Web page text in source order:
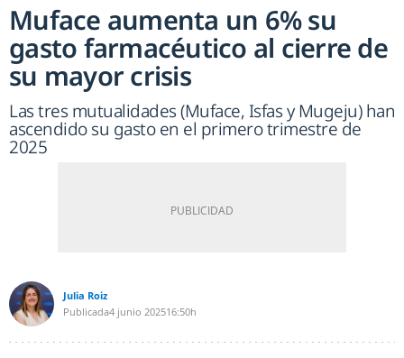
Muface aumenta un 6% su
gasto farmacéutico al cierre de
su mayor crisis
Las tres mutualidades (Muface, Isfas y Mugeju) han
ascendido su gasto en el primero trimestre de
2025
Julia Roiz
Publicada4 junio 202516:50h